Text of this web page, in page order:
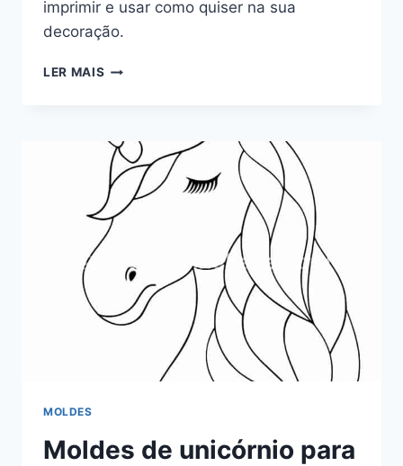
imprimir e usar como quiser na sua
decoração.
LER MAIS MOLDES
FLORES
DE
PAPEL
MOLDES
Moldes de unicórnio para